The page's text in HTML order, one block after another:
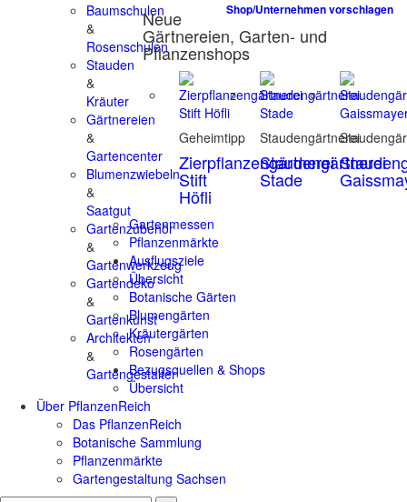
Baumschulen
&
Rosenschulen
Stauden
&
Kräuter
Gärtnereien
&
Gartencenter
Blumenzwiebeln
&
Saatgut
Gartenzubehör
&
Gartenwerkzeug
Gartendeko
&
Gartenkunst
Architekten
&
Gartengestalter
Shop/Unternehmen vorschlagen
Neue
Gärtnereien, Garten- und
Pflanzenshops
Geheimtipp
Zierpflanzengärtnerei
Stift
Höfli
Staudengärtnerei
Staudengärtnerei
Stade
Gartenmessen
Pflanzenmärkte
Ausflugsziele
Übersicht
Botanische Gärten
Blumengärten
Kräutergärten
Rosengärten
Bezugsquellen & Shops
Übersicht
Über PflanzenReich
Das PflanzenReich
Botanische Sammlung
Pflanzenmärkte
Gartengestaltung Sachsen